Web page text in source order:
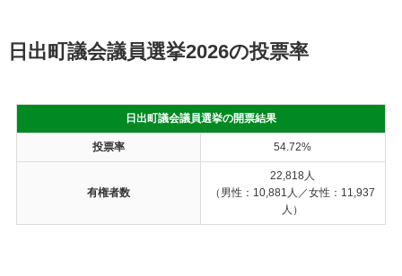
日出町議会議員選挙2026の投票率
日出町議会議員選挙の開票結果
投票率 54.72%
有権者数
22,818人
（男性：10,881人／女性：11,937
人）